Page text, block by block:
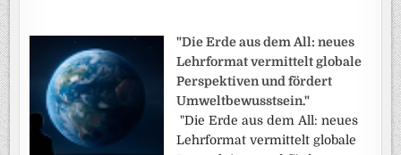
"Die Erde aus dem All: neues
Lehrformat vermittelt globale
Perspektiven und fördert
Umweltbewusstsein."
"Die Erde aus dem All: neues
Lehrformat vermittelt globale